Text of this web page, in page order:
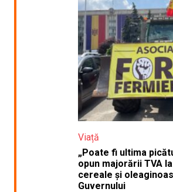
Viață
„Poate fi ultima
opun majorării TVA
cereale și
Guvernului